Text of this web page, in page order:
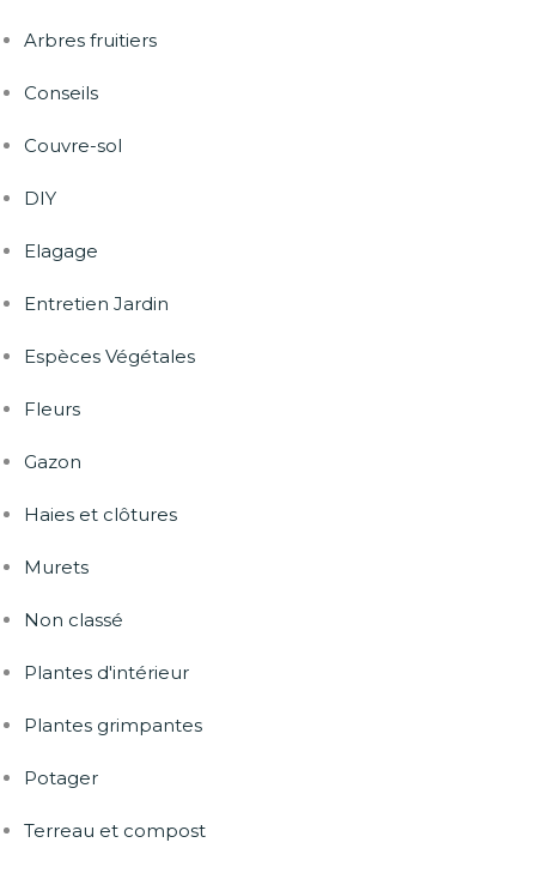
Arbres fruitiers
Conseils
Couvre-sol
DIY
Elagage
Entretien Jardin
Espèces Végétales
Fleurs
Gazon
Haies et clôtures
Murets
Non classé
Plantes d'intérieur
Plantes grimpantes
Potager
Terreau et compost